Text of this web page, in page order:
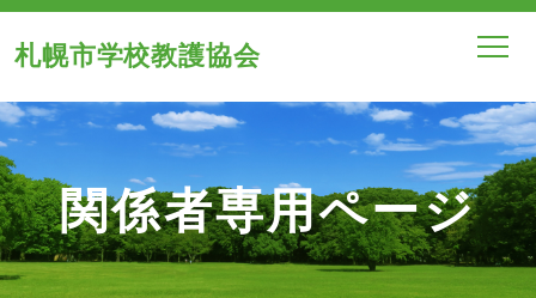
札幌市学校教護協会
関係者専用ページ